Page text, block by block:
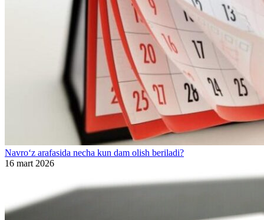
Navro‘z arafasida necha kun dam olish beriladi?
16 mart 2026